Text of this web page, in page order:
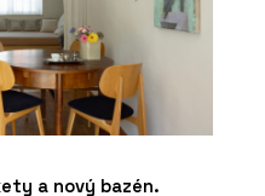
a nový bazén.